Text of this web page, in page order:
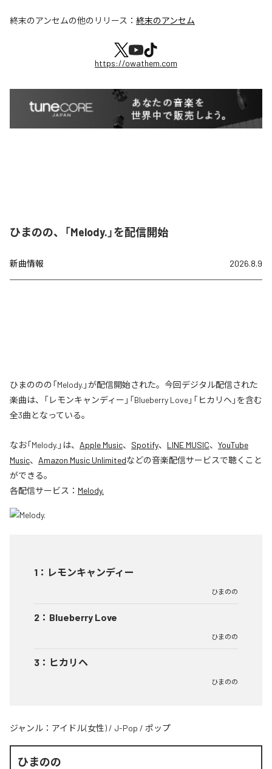
終末のアンセムの他のリリース： 終末のアンセム
https://owathem.com
ひまのの、「Melody.」を配信開始
新曲情報 2026.8.9
ひまののの「Melody.」が配信開始された。今回デジタル配信された
楽曲は、「レモンキャンディー」「Blueberry Love」「ヒカリヘ」を含む
全3曲となっている。
なお「Melody. 」は、 Apple Music、 Spotify、 LINE MUSIC、 YouTube
Music、 Amazon Music Unlimitedなどの音楽配信サービスで聴くこと
ができる。
各配信サービス： Melody.
1 ： レモンキャンディー
ひまのの
2 ： Blueberry Love
ひまのの
3 ： ヒカリヘ
ひまのの
ジャンル： アイドル(女性) / J-Pop / ポップ
ひまのの